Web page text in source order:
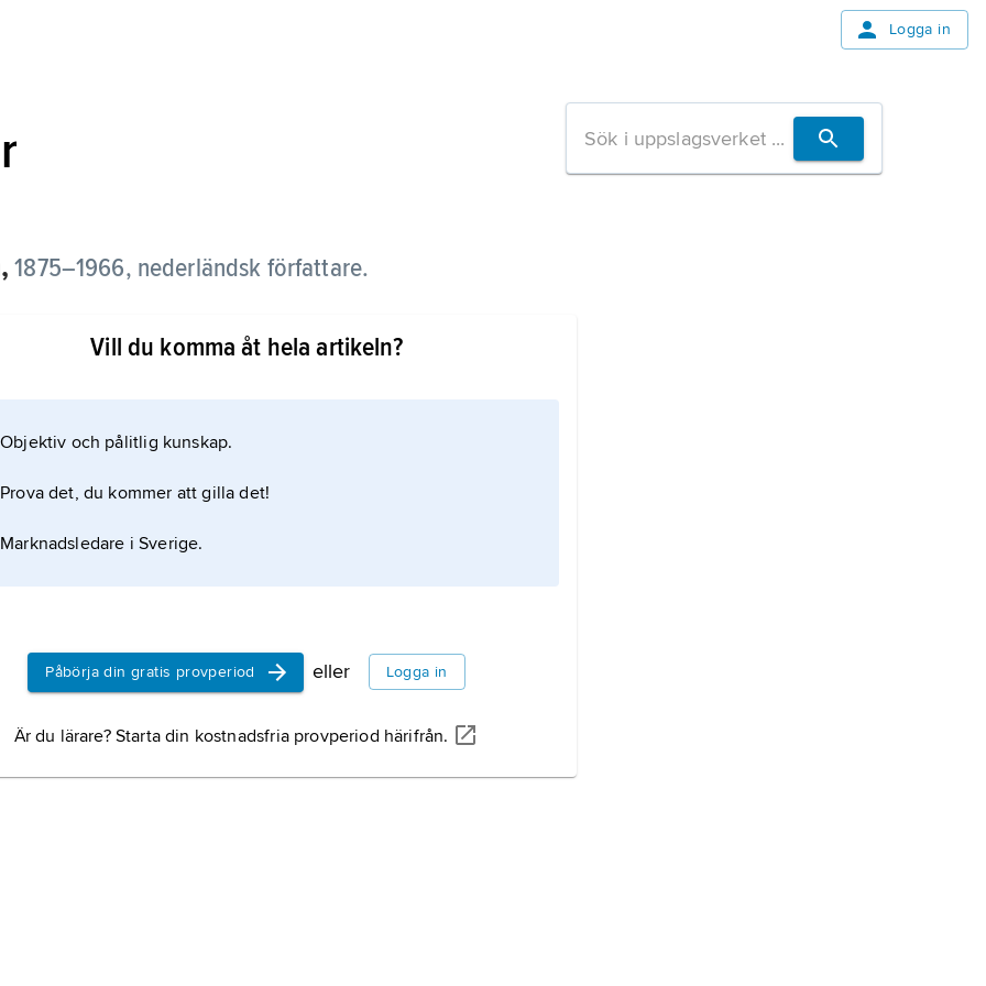
Logga in
1875–1966, nederländsk författare.
influerade av naturalistiska idéer om arv
som borgerlig familjeroman;
ett triangeldrama,
med kvinnoemancipation och arbetarrörelse
Vill du komma åt hela artikeln?
Objektiv och pålitlig kunskap.
Prova det, du kommer att gilla det!
Marknadsledare i Sverige.
Påbörja din gratis provperiod eller Logga in
Är du lärare? Starta din kostnadsfria provperiod härifrån.